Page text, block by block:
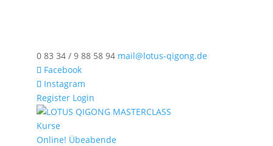
0 83 34 / 9 88 58 94 mail@lotus-qigong.de
Facebook
Instagram
Register Login
Kurse
Online! Übeabende